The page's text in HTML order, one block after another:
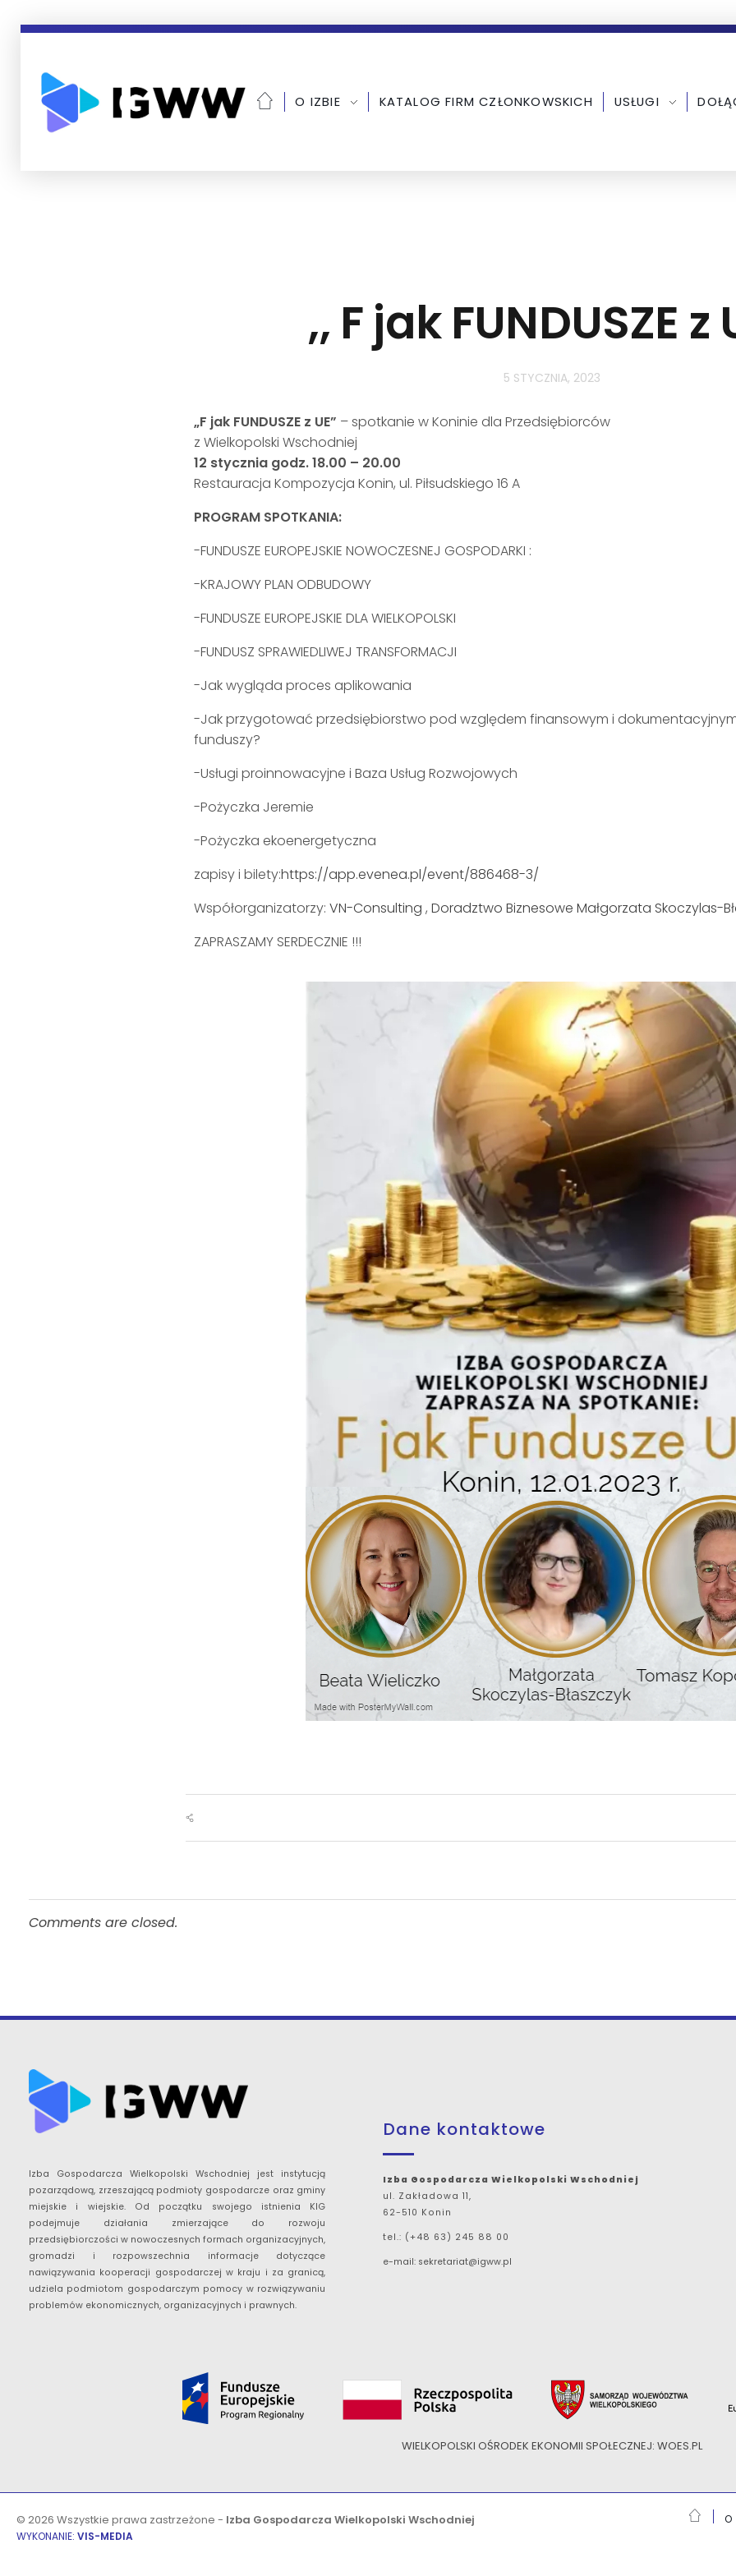
O IZBIE KATALOG FIRM CZŁONKOWSKICH USŁUGI
,, F jak FUNDUSZE z
5 STYCZNIA, 2023
„F jak FUNDUSZE z UE” – spotkanie w Koninie dla Przedsiębiorców
z Wielkopolski Wschodniej
12 stycznia godz. 18.00 – 20.00
Restauracja Kompozycja Konin, ul. Piłsudskiego 16 A
PROGRAM SPOTKANIA:
-FUNDUSZE EUROPEJSKIE NOWOCZESNEJ GOSPODARKI :
-KRAJOWY PLAN ODBUDOWY
-FUNDUSZE EUROPEJSKIE DLA WIELKOPOLSKI
-FUNDUSZ SPRAWIEDLIWEJ TRANSFORMACJI
-Jak wygląda proces aplikowania
-Jak przygotować przedsiębiorstwo pod względem finansowym i
funduszy?
-Usługi proinnowacyjne i Baza Usług Rozwojowych
-Pożyczka Jeremie
-Pożyczka ekoenergetyczna
zapisy i bilety:https://app.evenea.pl/event/886468-3/
Współorganizatorzy:VN-Consulting ,Doradztwo Biznesowe Małgorzata Skoczylas-
ZAPRASZAMY SERDECZNIE !!!
Comments are closed.
Izba Gospodarcza Wielkopolski Wschodniej jest instytucją
pozarządową, zrzeszającą podmioty gospodarcze oraz gminy
miejskie i wiejskie. Od początku swojego istnienia KIG
podejmuje działania zmierzające do rozwoju
przedsiębiorczości w nowoczesnych formach organizacyjnych,
gromadzi i rozpowszechnia informacje dotyczące
nawiązywania kooperacji gospodarczej w kraju i za granicą,
udziela podmiotom gospodarczym pomocy w rozwiązywaniu
problemów ekonomicznych, organizacyjnych i prawnych.
Dane kontaktowe
Izba Gospodarcza Wielkopolski Wschodniej
ul. Zakładowa 11,
62-510 Konin
tel.: (+48 63) 245 88 00
e-mail: sekretariat@igww.pl
WIELKOPOLSKI OŚRODEK EKONOMII SPOŁECZNEJ: WOES.PL
© 2026 Wszystkie prawa zastrzeżone - Izba Gospodarcza Wielkopolski Wschodniej
WYKONANIE: VIS-MEDIA
O